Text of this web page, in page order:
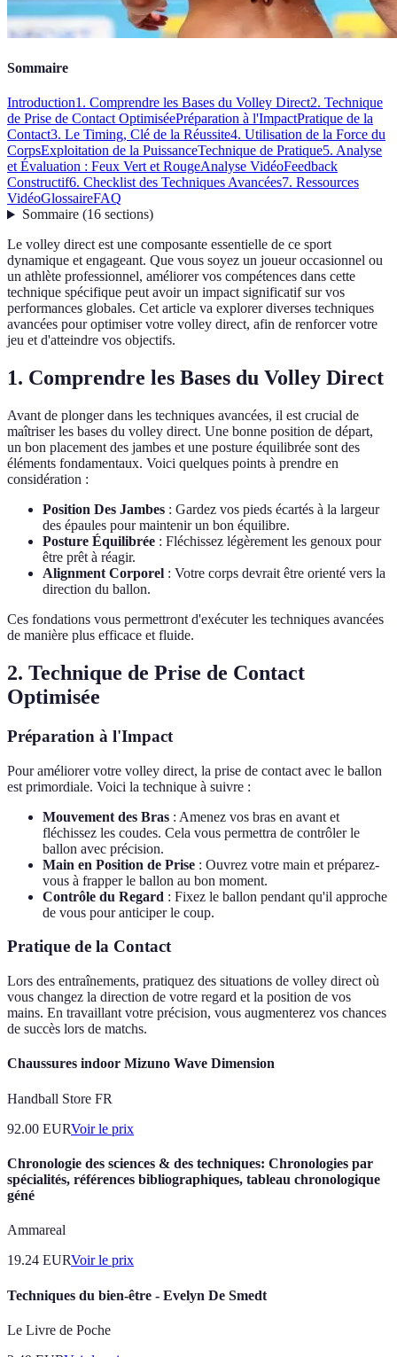
Sommaire
Introduction1. Comprendre les Bases du Volley Direct2. Technique
de Prise de Contact OptimiséePréparation à l'ImpactPratique de la
Contact3. Le Timing, Clé de la Réussite4. Utilisation de la Force du
CorpsExploitation de la PuissanceTechnique de Pratique5. Analyse
et Évaluation : Feux Vert et RougeAnalyse VidéoFeedback
Constructif6. Checklist des Techniques Avancées7. Ressources
VidéoGlossaireFAQ
Sommaire(16 sections)
Le volley direct est une composante essentielle de ce sport
dynamique et engageant. Que vous soyez un joueur occasionnel ou
un athlète professionnel, améliorer vos compétences dans cette
technique spécifique peut avoir un impact significatif sur vos
performances globales. Cet article va explorer diverses techniques
avancées pour optimiser votre volley direct, afin de renforcer votre
jeu et d'atteindre vos objectifs.
1. Comprendre les Bases du Volley Direct
Avant de plonger dans les techniques avancées, il est crucial de
maîtriser les bases du volley direct. Une bonne position de départ,
un bon placement des jambes et une posture équilibrée sont des
éléments fondamentaux. Voici quelques points à prendre en
considération :
Position Des Jambes : Gardez vos pieds écartés à la largeur
des épaules pour maintenir un bon équilibre.
Posture Équilibrée : Fléchissez légèrement les genoux pour
être prêt à réagir.
Alignment Corporel : Votre corps devrait être orienté vers la
direction du ballon.
Ces fondations vous permettront d'exécuter les techniques avancées
de manière plus efficace et fluide.
2. Technique de Prise de Contact
Optimisée
Préparation à l'Impact
Pour améliorer votre volley direct, la prise de contact avec le ballon
est primordiale. Voici la technique à suivre :
Mouvement des Bras : Amenez vos bras en avant et
fléchissez les coudes. Cela vous permettra de contrôler le
ballon avec précision.
Main en Position de Prise : Ouvrez votre main et préparez-
vous à frapper le ballon au bon moment.
Contrôle du Regard : Fixez le ballon pendant qu'il approche
de vous pour anticiper le coup.
Pratique de la Contact
Lors des entraînements, pratiquez des situations de volley direct où
vous changez la direction de votre regard et la position de vos
mains. En travaillant votre précision, vous augmenterez vos chances
de succès lors de matchs.
Chaussures indoor Mizuno Wave Dimension
Handball Store FR
92.00 EURVoir le prix
Chronologie des sciences & des techniques: Chronologies par
spécialités, références bibliographiques, tableau chronologique
géné
Ammareal
19.24 EURVoir le prix
Techniques du bien-être - Evelyn De Smedt
Le Livre de Poche